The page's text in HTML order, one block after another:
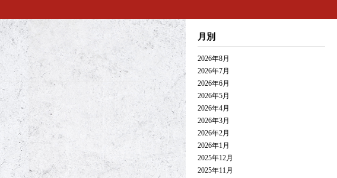
月別
2026年8月
2026年7月
2026年6月
2026年5月
2026年4月
2026年3月
2026年2月
2026年1月
2025年12月
2025年11月